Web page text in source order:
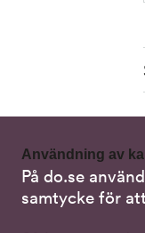
Användning av
På do.se
samtycke för
Kontakta